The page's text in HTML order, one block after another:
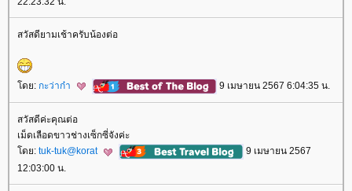
สวัสดียามเช้าครับน้องต่อ
ดย: กะว่าก๋า 9 เมษายน 2567 6:04:35 น.
สวัสดีค่ะคุณต่อ
เม็ดเลือดขาวช่างเซ็กซี่จังค่ะ
ดย: tuk-tuk@korat
9 เมษายน 2567
12:03:00 น.